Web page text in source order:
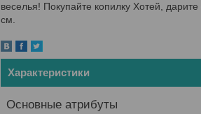
веселья! Покупайте копилку Хотей,
см.
Характеристики
Основные атрибуты